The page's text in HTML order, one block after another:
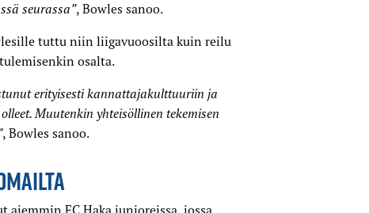
seurassa”, Bowles sanoo.
tuttu niin liigavuoosilta kuin reilu
osalta.
erityisesti kannattaja­kulttuuriin ja
Muutenkin yhteisöllinen tekemisen
, Bowles sanoo.